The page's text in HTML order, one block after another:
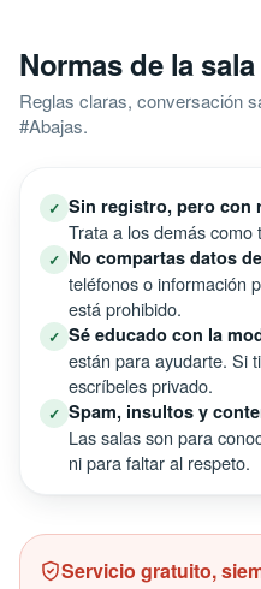
Normas de la sala
Reglas claras, conversación
#Abajas.
✓ Sin registro, pero con
Trata a los demás
✓ No compartas datos
teléfonos o información
está prohibido.
✓ Sé educado con la
están para ayudarte. Si
escríbeles privado.
✓ Spam, insultos y
Las salas son para
ni para faltar al respeto.
Servicio gratuito,